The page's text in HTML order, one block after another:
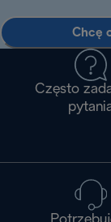
Chcę
Często